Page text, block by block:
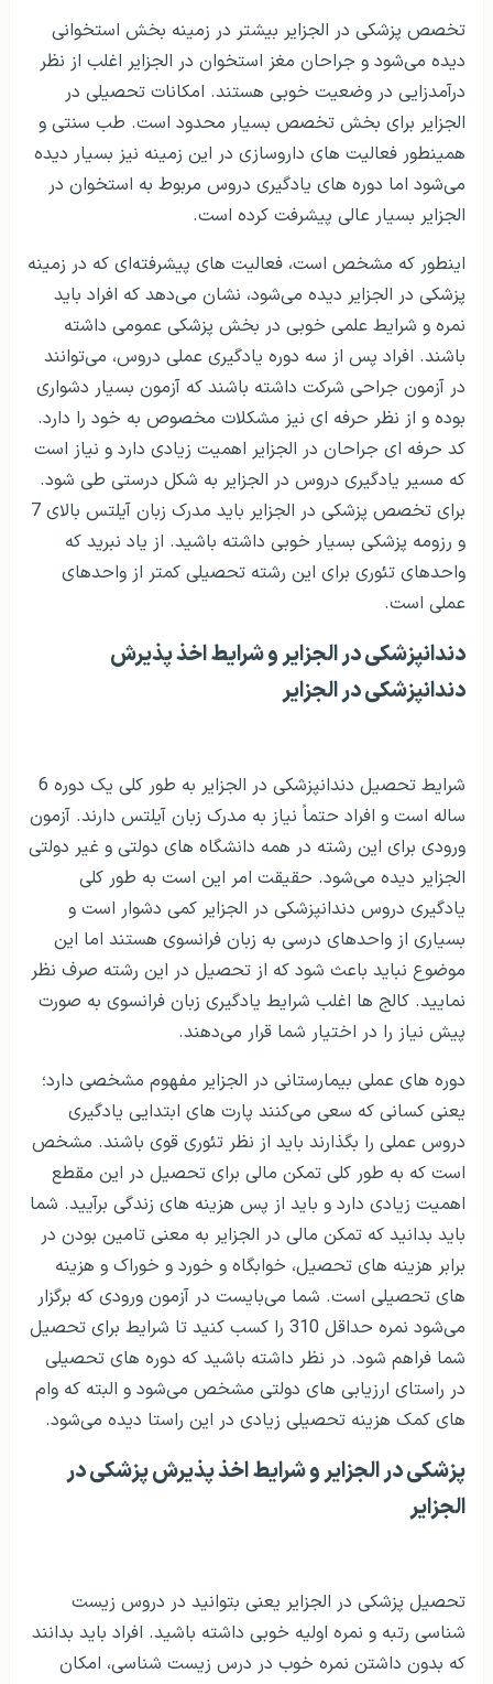
مدرک زبان آیلتس با نمره بالای 7 در پذیرش شما تأثیر زیادی
دارد. یک اصل مهم تخصص دندانپزشکی در الجزایر این است
که اولاً باید سعی کنید آزمون ها و شرایط عملی درستی را در
نظر بگیرید، داشتن رزومه های علمی قوی برای تخصص
دندانپزشکی، شما را سریع‌تر به آزمون نهایی نزدیک می‌کند.
در طول دوره 4 ساله تخصص دندانپزشکی در الجزایر بسیار پر
اهمیت است که بتوانید از نظر عملی در سطح بالایی باشید.
بسیار مهم است که بتوانید از نظر علمی در آزمون های عملی
نهایی امتیاز 70 از 100 را کسب کنید، شما باید یک دوره یک
ساله تحصیل دندانپزشکی را در بیمارستان طی کنید و سپس
مسیر تحصیلی خوبی برای شما فراهم می‌شود که از نظر علمی
بسیار ارزشمند است. در هر صورت شرایط اخذ پذیرش
تخصص دندانپزشکی، سواد بالای شما و مسیر تحصیل دقیقی
است که باید طی شود. تمکن مالی در این رشته و مقطع
اهمیت زیادی دارد. اهمیت دروس بافت شناسی پیشرفته
دهان در الجزایر بسیار مهم است.
تخصص پزشکی در الجزایر و شرایط اخذ پذیرش
تخصص پزشکی در الجزایر
تخصص پزشکی در الجزایر بیشتر در زمینه بخش استخوانی
دیده می‌شود و جراحان مغز استخوان در الجزایر اغلب از نظر
درآمدزایی در وضعیت خوبی هستند. امکانات تحصیلی در
الجزایر برای بخش تخصص بسیار محدود است. طب سنتی و
همینطور فعالیت های داروسازی در این زمینه نیز بسیار دیده
می‌شود اما دوره های یادگیری دروس مربوط به استخوان در
الجزایر بسیار عالی پیشرفت کرده است.
اینطور که مشخص است، فعالیت های پیشرفته‌ای که در زمینه
پزشکی در الجزایر دیده می‌شود، نشان می‌دهد که افراد باید
نمره و شرایط علمی خوبی در بخش پزشکی عمومی داشته
باشند. افراد پس از سه دوره یادگیری عملی دروس، می‌توانند
در آزمون جراحی شرکت داشته باشند که آزمون بسیار دشواری
بوده و از نظر حرفه ای نیز مشکلات مخصوص به خود را دارد.
کد حرفه ای جراحان در الجزایر اهمیت زیادی دارد و نیاز است
که مسیر یادگیری دروس در الجزایر به شکل درستی طی شود.
برای تخصص پزشکی در الجزایر باید مدرک زبان آیلتس بالای 7
و رزومه پزشکی بسیار خوبی داشته باشید. از یاد نبرید که
واحدهای تئوری برای این رشته تحصیلی کمتر از واحدهای
عملی است.